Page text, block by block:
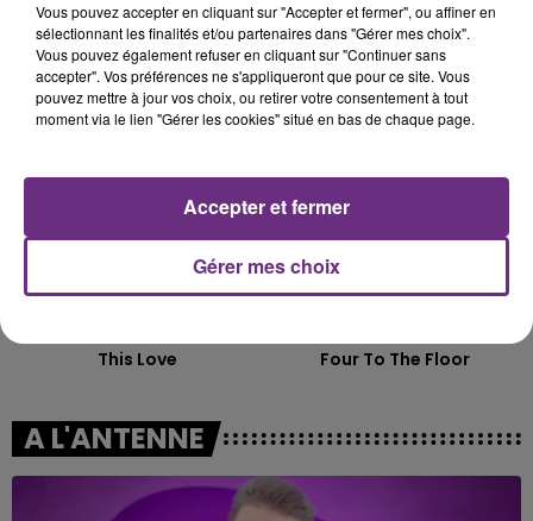
ALEX WARREN
Fever Dream
JUNGELI & EMMA
Juste Un Peu
20h27
20h27
This Love
20h23
20h23
Four To The Floor
A L'ANTENNE
Vous pouvez accepter en cliquant sur "Accepter et fermer", ou affiner en
sélectionnant les finalités et/ou partenaires dans "Gérer mes choix".
Vous pouvez également refuser en cliquant sur "Continuer sans
accepter". Vos préférences ne s'appliqueront que pour ce site. Vous
pouvez mettre à jour vos choix, ou retirer votre consentement à tout
moment via le lien "Gérer les cookies" situé en bas de chaque page.
Gérer mes choix
Accepter et fermer